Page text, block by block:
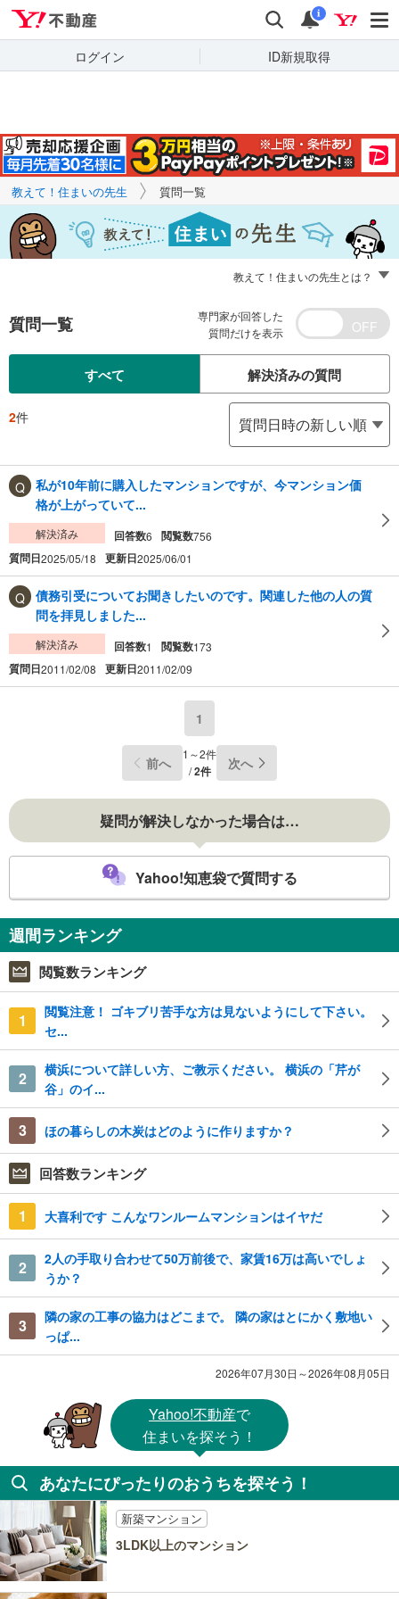
検索 通知
i
ログイン ID新規取得
キーワードで
質問を探す
教えて！住まいの先生 質問一覧
教えて！住まいの先生とは？
質問一覧
専門家が回答した
質問だけを表示
すべて 解決済みの質問
2件
私が10年前に購入したマンションですが、今マンション価
格が上がっていて...
解決済み 回答数6 閲覧数756
質問日2025/05/18 更新日2025/06/01
債務引受についてお聞きしたいのです。関連した他の人の質
問を拝見しました...
解決済み 回答数1 閲覧数173
質問日2011/02/08 更新日2011/02/09
1
前へ
1～2件
/2件 次へ
疑問が解決しなかった場合は…
Yahoo!知恵袋で質問する
週間ランキング
閲覧数ランキング
1
閲覧注意！ ゴキブリ苦手な方は見ないようにして下さい。
セ...
2
横浜について詳しい方、ご教示ください。 横浜の「芹が
谷」のイ...
3 ほの暮らしの木炭はどのように作りますか？
回答数ランキング
1 大喜利です こんなワンルームマンションはイヤだ
2
2人の手取り合わせて50万前後で、家賃16万は高いでしょ
うか？
3
隣の家の工事の協力はどこまで。 隣の家はとにかく敷地い
っぱ...
2026年07月30日～2026年08月05日
Yahoo!不動産で
住まいを探そう！
あなたにぴったりのおうちを探そう！
新築マンション
3LDK以上のマンション